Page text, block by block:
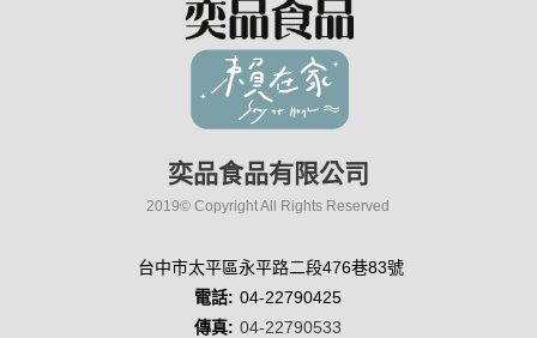
奕品食品有限公司
2019© Copyright All Rights Reserved
台中市太平區永平路二段476巷83號
電話: 04-22790425
傳真: 04-22790533